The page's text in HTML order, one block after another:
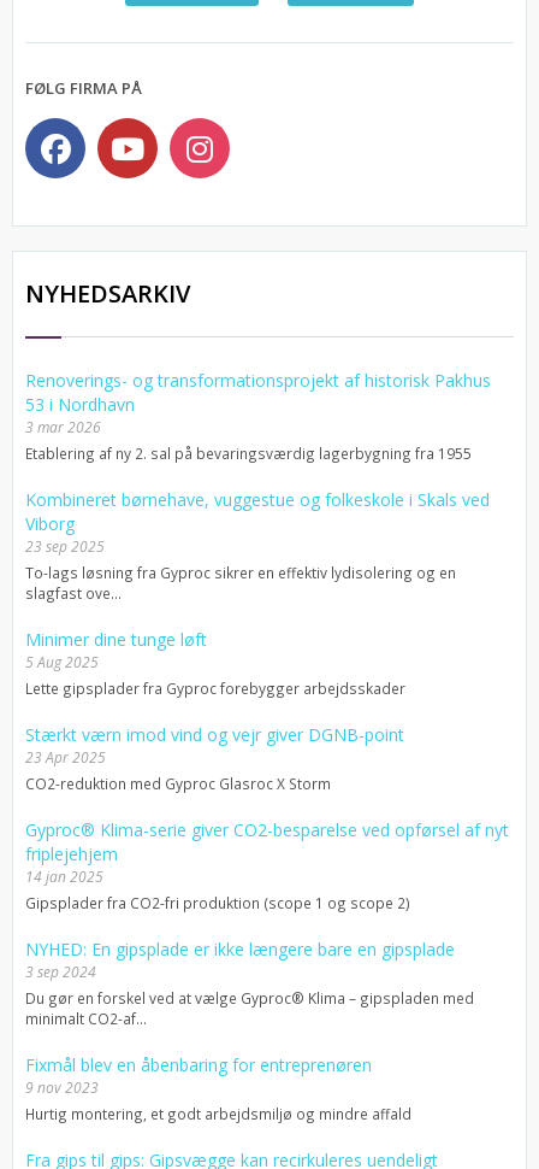
FØLG FIRMA PÅ
NYHEDSARKIV
Renoverings- og transformationsprojekt af historisk Pakhus
53 i Nordhavn
3 mar 2026
Etablering af ny 2. sal på bevaringsværdig lagerbygning fra 1955
Kombineret børnehave, vuggestue og folkeskole i Skals ved
Viborg
23 sep 2025
To-lags løsning fra Gyproc sikrer en effektiv lydisolering og en
slagfast ove...
Minimer dine tunge løft
5 Aug 2025
Lette gipsplader fra Gyproc forebygger arbejdsskader
Stærkt værn imod vind og vejr giver DGNB-point
23 Apr 2025
CO2-reduktion med Gyproc Glasroc X Storm
Gyproc® Klima-serie giver CO2-besparelse ved opførsel af nyt
friplejehjem
14 jan 2025
Gipsplader fra CO2-fri produktion (scope 1 og scope 2)
NYHED: En gipsplade er ikke længere bare en gipsplade
3 sep 2024
Du gør en forskel ved at vælge Gyproc® Klima – gipspladen med
minimalt CO2-af...
Fixmål blev en åbenbaring for entreprenøren
9 nov 2023
Hurtig montering, et godt arbejdsmiljø og mindre affald
Fra gips til gips: Gipsvægge kan recirkuleres uendeligt